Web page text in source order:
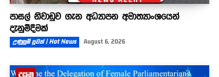
පාසල් නිවාඩුව ගැන අධ්‍යාපන අමාත්‍යාංශයෙන්
දැනුම්දීමක්
උණුසුම් පුවත් | Hot News August 6, 2026